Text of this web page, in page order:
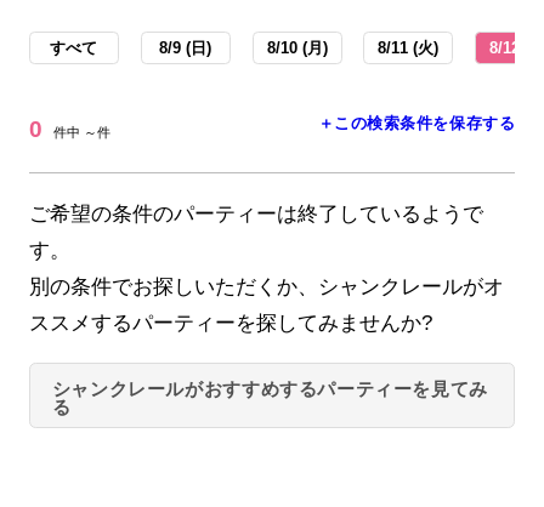
すべて 8/9 (日) 8/10 (月) 8/11 (火) 8/12 (
0 件中 ～件 ＋この検索条件を保存する
ご希望の条件のパーティーは終了しているようで
す。
別の条件でお探しいただくか、シャンクレールがオ
ススメするパーティーを探してみませんか?
シャンクレールがおすすめするパーティーを見てみ
る